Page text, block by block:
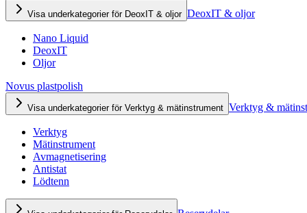
Visa underkategorier för DeoxIT & oljor DeoxIT & oljor
Nano Liquid
DeoxIT
Oljor
Novus plastpolish
Visa underkategorier för Verktyg & mätinstrument Verktyg &
Verktyg
Mätinstrument
Avmagnetisering
Antistat
Lödtenn